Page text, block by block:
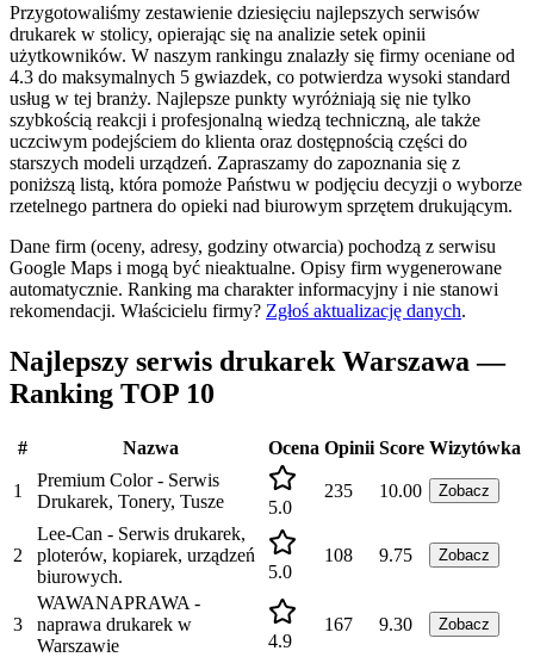
Przygotowaliśmy zestawienie dziesięciu najlepszych serwisów
drukarek w stolicy, opierając się na analizie setek opinii
użytkowników. W naszym rankingu znalazły się firmy oceniane od
4.3 do maksymalnych 5 gwiazdek, co potwierdza wysoki standard
usług w tej branży. Najlepsze punkty wyróżniają się nie tylko
szybkością reakcji i profesjonalną wiedzą techniczną, ale także
uczciwym podejściem do klienta oraz dostępnością części do
starszych modeli urządzeń. Zapraszamy do zapoznania się z
poniższą listą, która pomoże Państwu w podjęciu decyzji o wyborze
rzetelnego partnera do opieki nad biurowym sprzętem drukującym.
Dane firm (oceny, adresy, godziny otwarcia) pochodzą z serwisu
Google Maps i mogą być nieaktualne. Opisy firm wygenerowane
automatycznie. Ranking ma charakter informacyjny i nie stanowi
rekomendacji. Właścicielu firmy? Zgłoś aktualizację danych.
Najlepszy serwis drukarek Warszawa —
Ranking TOP 10
# Nazwa Ocena Opinii Score Wizytówka
1
Premium Color - Serwis
Drukarek, Tonery, Tusze
5.0
235 10.00 Zobacz
2
Lee-Can - Serwis drukarek,
ploterów, kopiarek, urządzeń
biurowych.
5.0
108 9.75 Zobacz
3
WAWANAPRAWA -
naprawa drukarek w
Warszawie
4.9
167 9.30 Zobacz